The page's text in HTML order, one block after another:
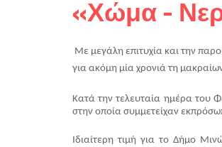
«Χώμα -
Με μεγάλη επιτυχία και την
για ακόμη μία χρονιά τη
Κατά την τελευταία ημέρα του
στην οποία συμμετείχαν
Ιδιαίτερη τιμή για το Δήμο